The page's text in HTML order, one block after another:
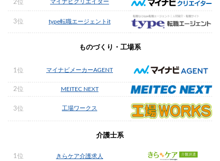
2位 マイナビクリエイター
3位 type転職エージェントit
ものづくり・工場系
1位 マイナビメーカーAGENT
2位 MEITEC NEXT
3位 工場ワークス
介護士系
1位 きらケア介護求人